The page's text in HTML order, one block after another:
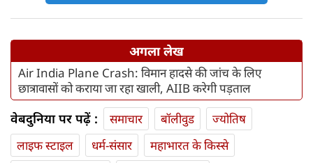
अगला लेख
Air India Plane Crash: विमान हादसे की जांच के लिए
छात्रावासों को कराया जा रहा खाली, AIIB करेगी पड़ताल
वेबदुनिया पर पढ़ें : समाचार बॉलीवुड
ज्योतिष
लाइफ स्‍टाइल
धर्म-संसार
महाभारत के किस्से